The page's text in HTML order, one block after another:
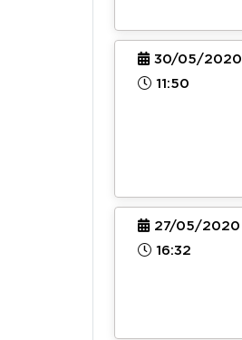
30/05/2020
11:50
27/05/2020
16:32